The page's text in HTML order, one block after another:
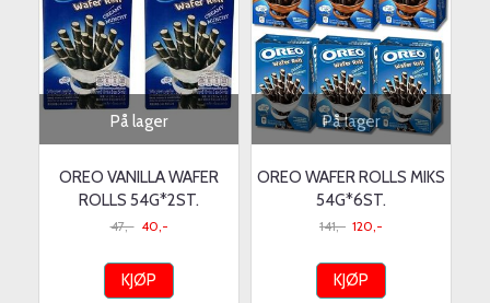
På lager
OREO VANILLA WAFER
ROLLS 54G*2ST.
47,- 40,-
KJØP
På lager
OREO WAFER ROLLS MIKS
54G*6ST.
141,- 120,-
KJØP